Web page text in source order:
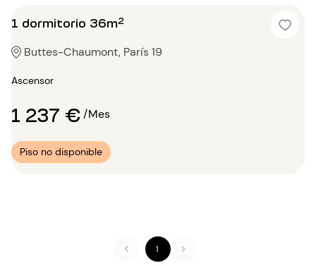
1 dormitorio 36m²
Buttes-Chaumont, París 19
Ascensor
1 237 €/Mes
Piso no disponible
1